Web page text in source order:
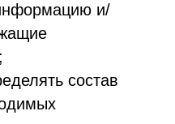
и/
состав